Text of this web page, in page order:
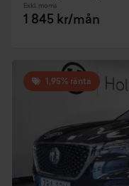
Exkl. moms
1 845 kr/mån
1,95% ränta